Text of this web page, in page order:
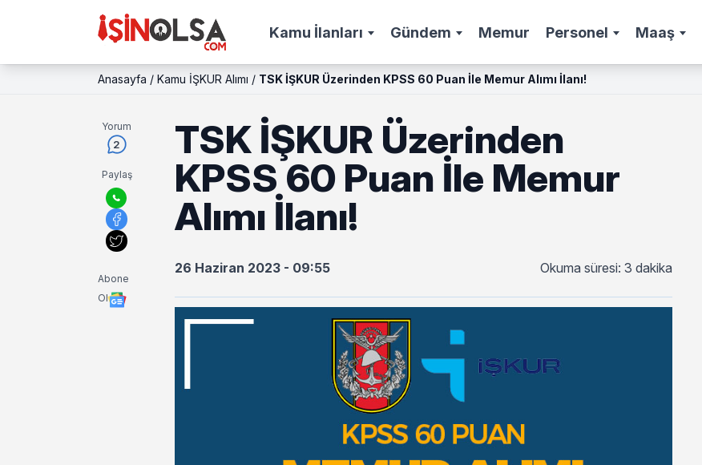
Kamu İlanları Gündem Memur Personel Maaş
Anasayfa / Kamu İŞKUR Alımı / TSK İŞKUR Üzerinden KPSS 60 Puan İle Memur Alımı İlanı!
Yorum
2
Paylaş
Abone
Ol
TSK İŞKUR Üzerinden
KPSS 60 Puan İle Memur
Alımı İlanı!
26 Haziran 2023 - 09:55 Okuma süresi: 3 dakika